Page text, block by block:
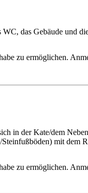
das Gebäude und
zu ermöglichen.
in der Kate/dem
mit dem
zu ermöglichen.